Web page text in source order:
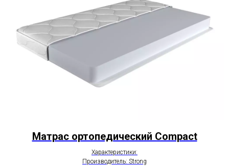
Матрас ортопедический Compact
Характеристики:
Производитель: Strong